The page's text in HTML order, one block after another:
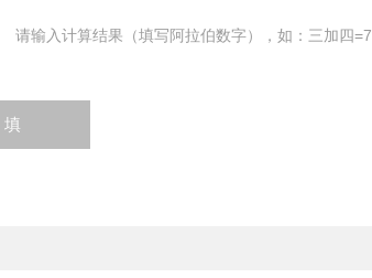
请输入计算结果（填写阿拉伯数字），如：三加四=7